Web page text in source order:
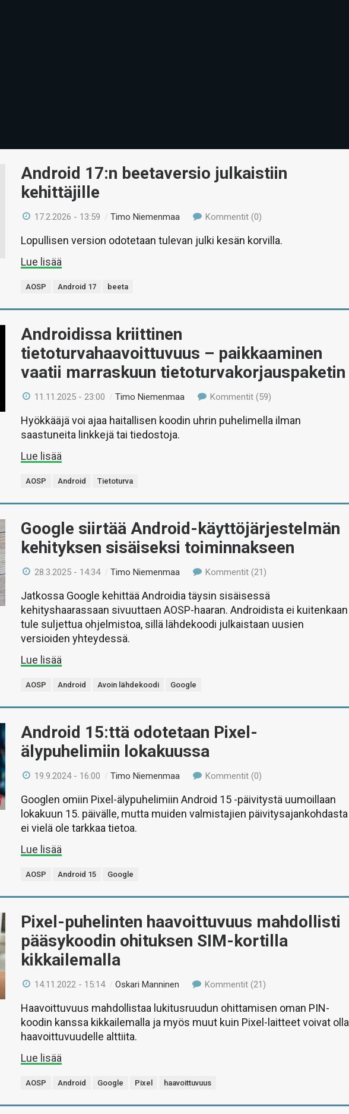
Android 17:n beetaversio julkaistiin
kehittäjille
17.2.2026 - 13:59 /Timo Niemenmaa Kommentit (0)
Lopullisen version odotetaan tulevan julki kesän korvilla.
Lue lisää
AOSP Android 17 beeta
Androidissa kriittinen
tietoturvahaavoittuvuus – paikkaaminen
vaatii marraskuun tietoturvakorjauspaketin
11.11.2025 - 23:00 /Timo Niemenmaa Kommentit (59)
Hyökkääjä voi ajaa haitallisen koodin uhrin puhelimella ilman
saastuneita linkkejä tai tiedostoja.
Lue lisää
AOSP Android Tietoturva
Google siirtää Android-käyttöjärjestelmän
kehityksen sisäiseksi toiminnakseen
28.3.2025 - 14:34 /Timo Niemenmaa Kommentit (21)
Jatkossa Google kehittää Androidia täysin sisäisessä
kehityshaarassaan sivuuttaen AOSP-haaran. Androidista ei kuitenkaan
tule suljettua ohjelmistoa, sillä lähdekoodi julkaistaan uusien
versioiden yhteydessä.
Lue lisää
AOSP Android Avoin lähdekoodi Google
Android 15:ttä odotetaan Pixel-
älypuhelimiin lokakuussa
19.9.2024 - 16:00 /Timo Niemenmaa Kommentit (0)
Googlen omiin Pixel-älypuhelimiin Android 15 -päivitystä uumoillaan
lokakuun 15. päivälle, mutta muiden valmistajien päivitysajankohdasta
ei vielä ole tarkkaa tietoa.
Lue lisää
AOSP Android 15 Google
Pixel-puhelinten haavoittuvuus mahdollisti
pääsykoodin ohituksen SIM-kortilla
kikkailemalla
14.11.2022 - 15:14 /Oskari Manninen Kommentit (21)
Haavoittuvuus mahdollistaa lukitusruudun ohittamisen oman PIN-
koodin kanssa kikkailemalla ja myös muut kuin Pixel-laitteet voivat olla
haavoittuvuudelle alttiita.
Lue lisää
AOSP Android Google Pixel haavoittuvuus